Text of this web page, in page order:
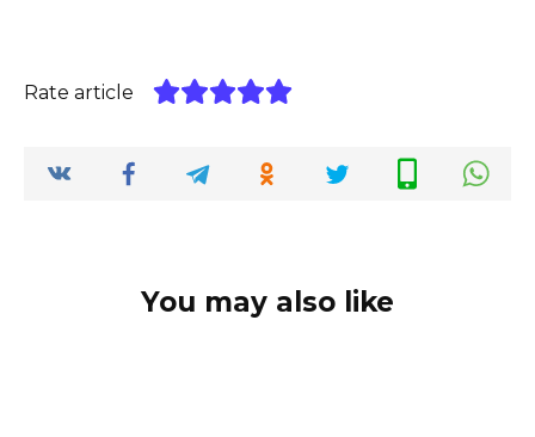
Rate article
You may also like